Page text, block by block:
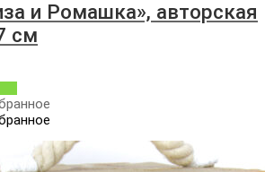
и Ромашка», авторская
см